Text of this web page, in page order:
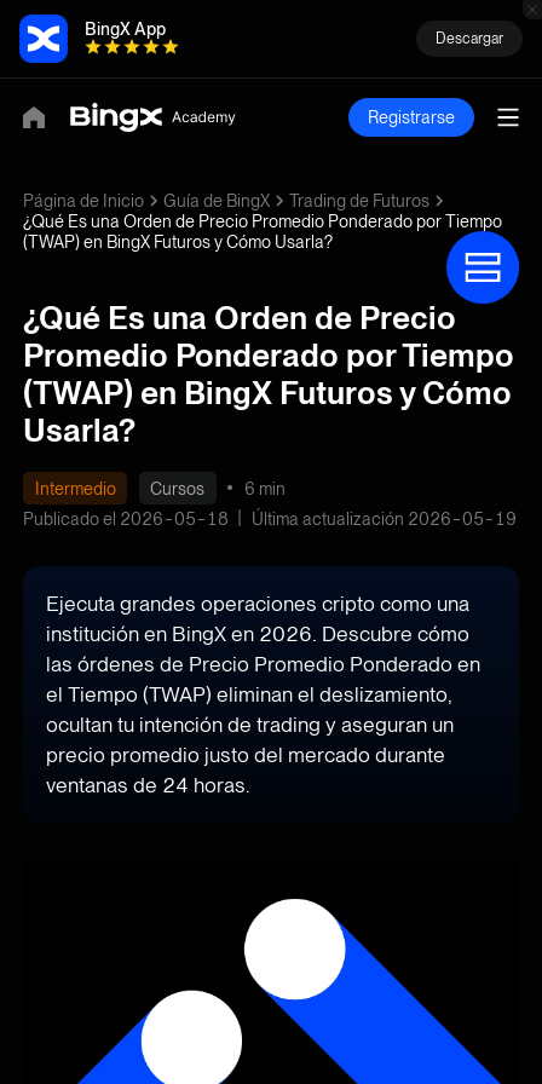
BingX App Descargar
Registrarse
Página de Inicio Guía de BingX
Trading de Futuros
¿Qué Es una Orden de Precio Promedio Ponderado por Tiempo
(TWAP) en BingX Futuros y Cómo Usarla?
¿Qué Es una Orden de Precio
Promedio Ponderado por Tiempo
(TWAP) en BingX Futuros y Cómo
Usarla?
Intermedio Cursos
6 min
Publicado el 2026-05-18
Última actualización 2026-05-19
Ejecuta grandes operaciones cripto como una
institución en BingX en 2026. Descubre cómo
las órdenes de Precio Promedio Ponderado en
el Tiempo (TWAP) eliminan el deslizamiento,
ocultan tu intención de trading y aseguran un
precio promedio justo del mercado durante
ventanas de 24 horas.